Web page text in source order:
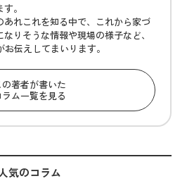
。
あれこれを知る中で、これから家づ
りそうな情報や現場の様子など、
伝えしてまいります。
の著者が書いた
ラム一覧を見る
気のコラム